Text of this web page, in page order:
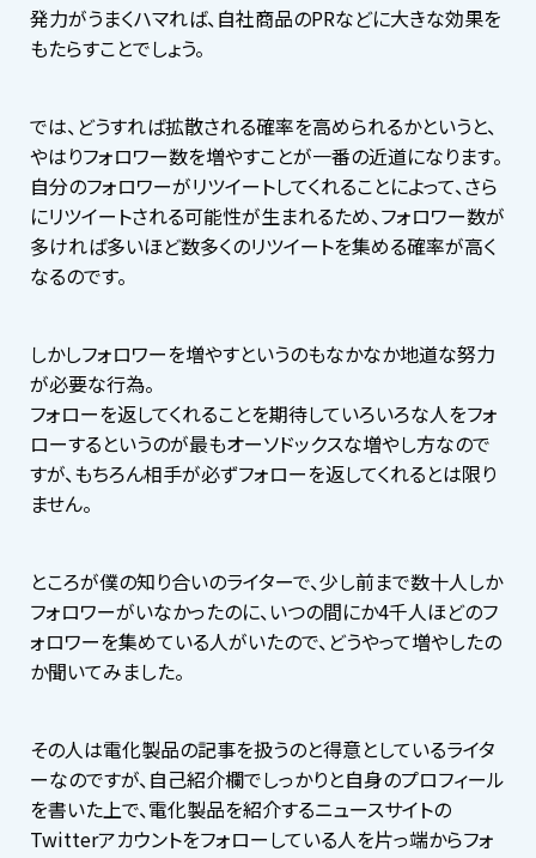
発力がうまくハマれば、自社商品のPRなどに大きな効果を
もたらすことでしょう。
では、どうすれば拡散される確率を高められるかというと、
やはりフォロワー数を増やすことが一番の近道になります。
自分のフォロワーがリツイートしてくれることによって、さら
にリツイートされる可能性が生まれるため、フォロワー数が
多ければ多いほど数多くのリツイートを集める確率が高く
なるのです。
しかしフォロワーを増やすというのもなかなか地道な努力
が必要な行為。
フォローを返してくれることを期待していろいろな人をフォ
ローするというのが最もオーソドックスな増やし方なので
すが、もちろん相手が必ずフォローを返してくれるとは限り
ません。
ところが僕の知り合いのライターで、少し前まで数十人しか
フォロワーがいなかったのに、いつの間にか4千人ほどのフ
ォロワーを集めている人がいたので、どうやって増やしたの
か聞いてみました。
その人は電化製品の記事を扱うのと得意としているライタ
ーなのですが、自己紹介欄でしっかりと自身のプロフィール
を書いた上で、電化製品を紹介するニュースサイトの
Twitterアカウントをフォローしている人を片っ端からフォ